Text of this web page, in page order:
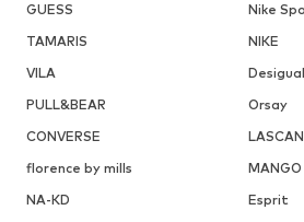
GUESS
Nike
TAMARIS
NIKE
VILA
Desigual
PULL&BEAR
Orsay
CONVERSE
florence by mills
MANGO
NA-KD
Esprit